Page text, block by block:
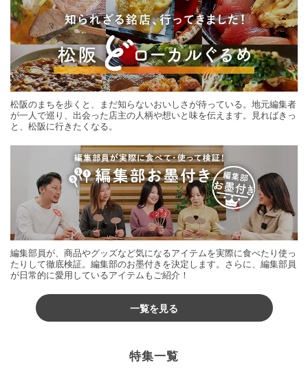
松阪のまちを歩くと、まだ知らないおいしさが待っている。地元編集者
が一人で巡り、出会った店主の人柄や想いと味を伝えます。見ればきっ
と、松阪に行きたくなる。
編集部員が、商品やグッズなど気になるアイテムを実際に食べたり使っ
たりして徹底検証。編集部のお墨付きを決定します。さらに、編集部員
が日常的に愛用しているアイテムもご紹介！
一覧を見る
特集一覧